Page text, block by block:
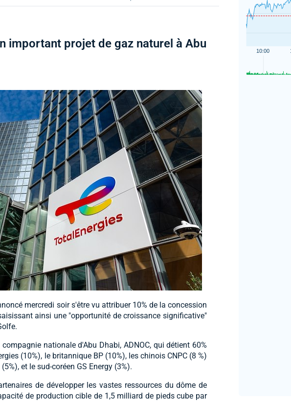
important projet de gaz naturel à Abu
mercredi soir s'être vu attribuer 10% de la concession
ainsi une "opportunité de croissance significative"
nationale d'Abu Dhabi, ADNOC, qui détient 60%
(10%), le britannique BP (10%), les chinois CNPC (8 %)
et le sud-coréen GS Energy (3%).
de développer les vastes ressources du dôme de
de production cible de 1,5 milliard de pieds cube par